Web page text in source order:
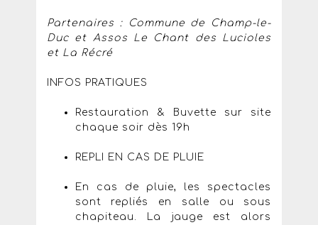
Partenaires : Commune de Champ-le-
Duc et Assos Le Chant des Lucioles
et La Récré
INFOS PRATIQUES
Restauration & Buvette sur site
chaque soir dès 19h
REPLI EN CAS DE PLUIE
En cas de pluie, les spectacles
sont repliés en salle ou sous
chapiteau. La jauge est alors